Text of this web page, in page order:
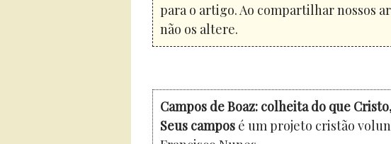
para o artigo. Ao compartilhar nossos
não os altere.
Campos de Boaz: colheita do que
Seus camposé um projeto cristão